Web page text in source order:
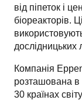
від піпеток і
біореакторів.
дослідницьких
Компанія
розташована в
30 країнах